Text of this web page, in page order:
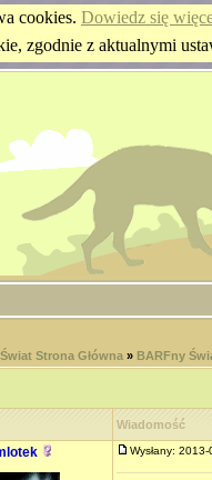
cookies. Dowiedz się
zgodnie z aktualnymi
Strona Główna » BARFny
Wiadomość
Wysłany: